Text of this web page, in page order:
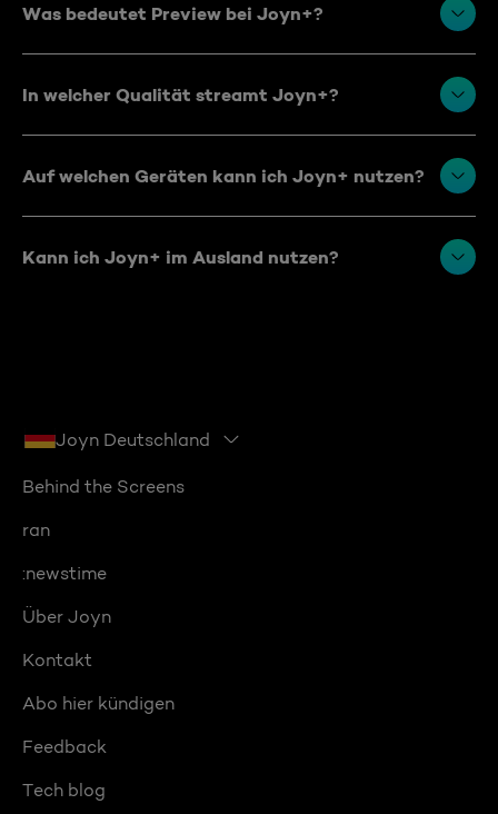
Was bedeutet Preview bei Joyn+?
In welcher Qualität streamt Joyn+?
Auf welchen Geräten kann ich Joyn+ nutzen?
Kann ich Joyn+ im Ausland nutzen?
Joyn Deutschland
Behind the Screens
ran
:newstime
Über Joyn
Kontakt
Abo hier kündigen
Feedback
Tech blog